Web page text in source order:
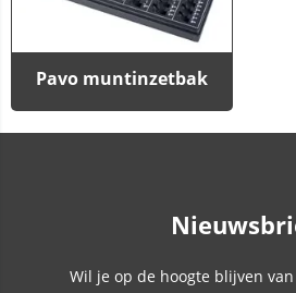
Pavo muntinzetbak
Wil je op de hoogte blijven